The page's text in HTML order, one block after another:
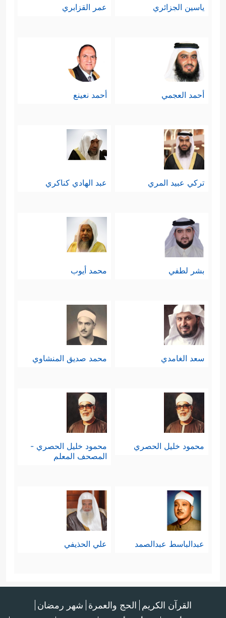
ياسين الجزائري عمر القزابري
أحمد العجمي أحمد نعينع
تركي عبيد المري عبد الهادي كناكري
بشر لطفي محمد أيوب
سعد الغامدي محمد صديق المنشاوي
محمود خليل الحصري
محمود خليل الحصري -
المصحف المعلم
عبدالباسط عبدالصمد علي الحذيفي
القرآن الكريم الحج والعمرة شهر رمضان